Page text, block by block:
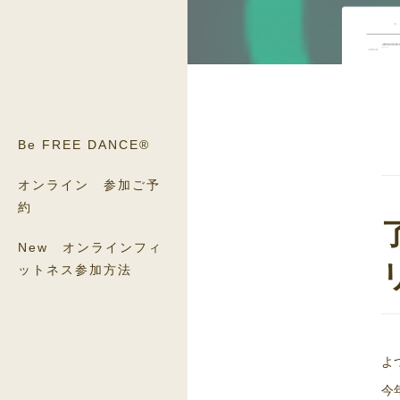
Be FREE DANCE®
オンライン 参加ご予
約
New オンラインフィ
ットネス参加方法
よ
今